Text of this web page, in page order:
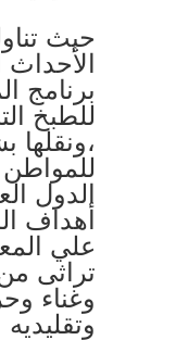
حيث
الأحداث
برنامج
للطبخ
الدول
أهداف
علي
تراثى
وغناء
وتقليديه